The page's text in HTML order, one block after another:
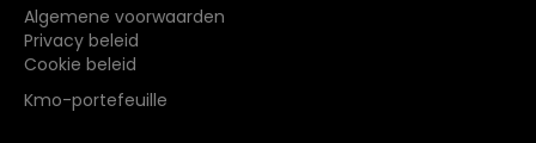
Algemene voorwaarden
Privacy beleid
Cookie beleid
Kmo-portefeuille